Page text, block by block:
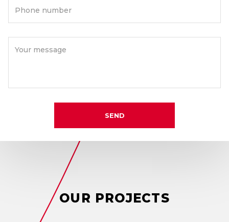
Phone number
Your message
SEND
OUR PROJECTS